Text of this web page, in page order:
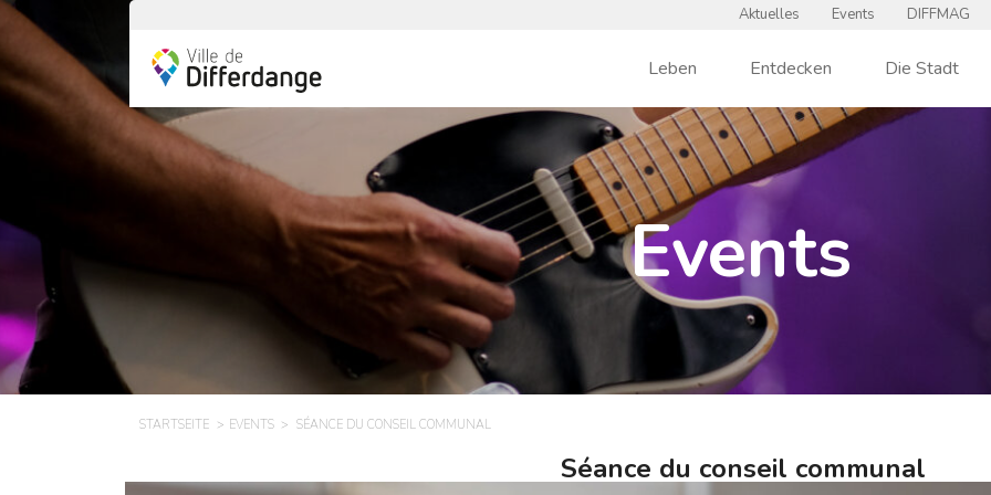
Aktuelles Events DIFFMAG
Leben Entdecken Die Stadt
Events
STARTSEITE EVENTS SÉANCE DU CONSEIL COMMUNAL
Séance du conseil communal